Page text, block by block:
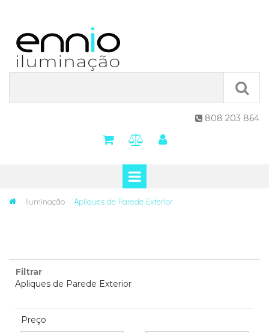
 808 203 864
Iluminação Apliques de Parede Exterior
Filtrar
Apliques de Parede Exterior
Preço